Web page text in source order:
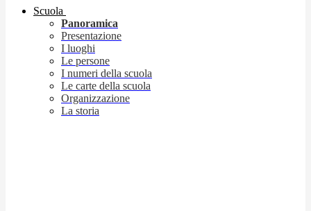
Scuola
Panoramica
Presentazione
I luoghi
Le persone
I numeri della scuola
Le carte della scuola
Organizzazione
La storia